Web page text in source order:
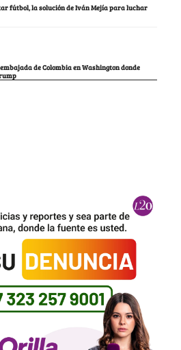
fútbol, la solución de Iván Mejía para luchar
de Colombia en Washington donde